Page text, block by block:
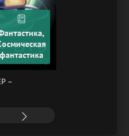
фантастика
–